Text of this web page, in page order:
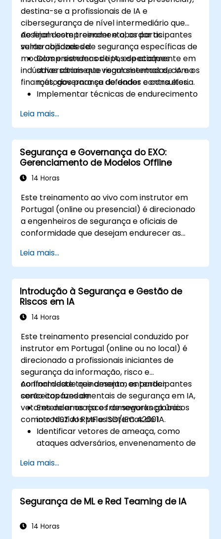
destina-se a profissionais de IA e
cibersegurança de nível intermediário que
desejam compreender e abordar as
vulnerabilidades de segurança específicas de
modelos e sistemas de IA, especialmente em
indústrias altamente regulamentadas, como
finanças, governança de dados e consultoria.
Ao final deste treinamento, os participantes
serão capazes de:
Compreender os tipos de ataques
adversariais que visam sistemas de IA e os
métodos para se defender contra eles.
Implementar técnicas de endurecimento
aprendizado de máquina.
Garantir a segurança e a integridade dos
dados em modelos de aprendizado de
máquina.
Navegar pelos requisitos de
conformidade regulatória relacionados à
Leia mais...
Segurança e Governança do EXO:
Gerenciamento de Modelos Offline
14 Horas
Este treinamento ao vivo com instrutor em
Portugal (online ou presencial) é direcionado
a engenheiros de segurança e oficiais de
conformidade que desejam endurecer as
modelos e governar cargas de trabalho de IA
executadas inteiramente em ambientes on-
premise.
Leia mais...
Introdução à Segurança e Gestão de
Riscos em IA
14 Horas
Este treinamento presencial conduzido por
instrutor em Portugal (online ou no local) é
direcionado a profissionais iniciantes de
segurança da informação, risco e
conformidade que desejam entender
conceitos fundamentais de segurança em IA,
vetores de ameaça e frameworks globais
como o NIST AI RMF e ISO/IEC 42001.
Ao final deste treinamento, os participantes
serão capazes de:
Entender os riscos de segurança únicos
introduzidos pelos sistemas de IA.
Identificar vetores de ameaça, como
ataques adversários, envenenamento de
Aplicar modelos fundamentais de
governança, como o Framework de
Gestão de Riscos em IA do NIST.
Alinhar o uso da IA com normas
e princípios éticos.
Leia mais...
Segurança de ML e Red Teaming de IA
14 Horas